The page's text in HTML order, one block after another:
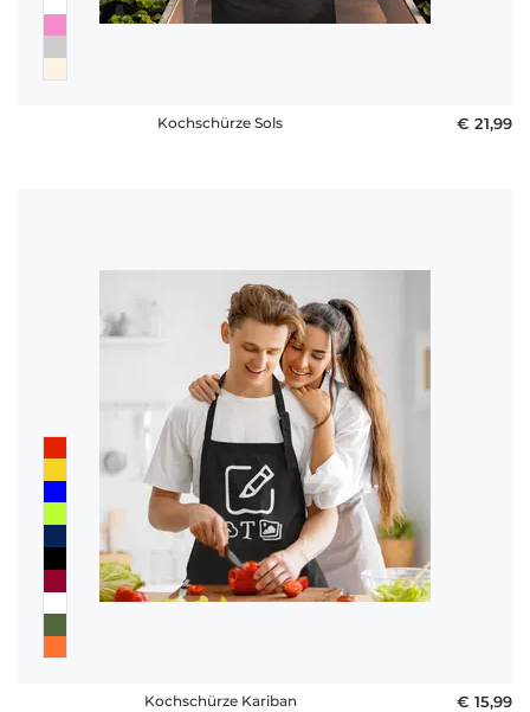
Kochschürze Sols € 21,99
Kochschürze Kariban € 15,99